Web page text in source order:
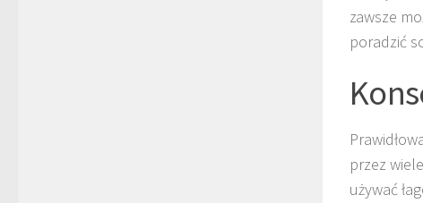
zawsze
poradzić
przez
używać